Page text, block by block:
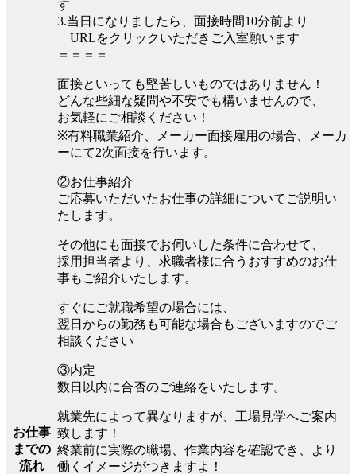
お仕事
までの
流れ
す
3.当日になりましたら、面接時間10分前より
URLをクリックいただきご入室願います
＝＝＝＝
面接といっても堅苦しいものではありません！
どんな些細な疑問や不安でも構いませんので、
お気軽にご相談ください！
※有料職業紹介、メーカー面接雇用の場合、メーカ
ーにて2次面接を行います。
②お仕事紹介
ご応募いただいたお仕事の詳細についてご説明い
たします。
その他にも面接でお伺いした条件に合わせて、
採用担当者より、求職者様に合うおすすめのお仕
事もご紹介いたします。
すぐにご就職希望の場合には、
翌日からの勤務も可能な場合もございますのでご
相談ください
③内定
数日以内に合否のご連絡をいたします。
就業先によって異なりますが、工場見学へご案内
致します！
終業前に実際の職場、作業内容を確認でき、より
働くイメージがつきますよ！